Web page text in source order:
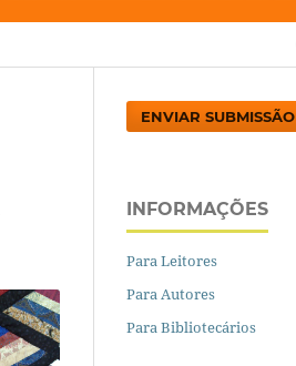
ENVIAR SUBMISSÃO
INFORMAÇÕES
Para Leitores
Para Autores
Para Bibliotecários